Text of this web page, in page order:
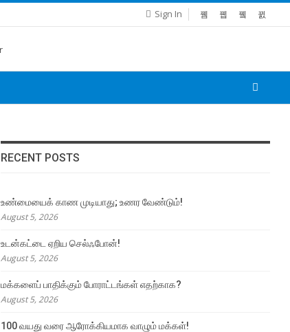
Sign In
RECENT POSTS
உண்மையைக் காண முடியாது; உணர வேண்டும்!
August 5, 2026
உடன்கட்டை ஏறிய செல்ஃபோன்!
August 5, 2026
மக்களைப் பாதிக்கும் போராட்டங்கள் எதற்காக?
August 5, 2026
100 வயது வரை ஆரோக்கியமாக வாழும் மக்கள்!